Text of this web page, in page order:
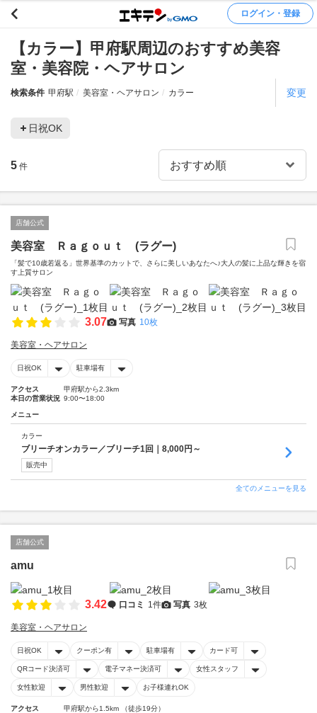
ログイン・登録
【カラー】甲府駅周辺のおすすめ美容
室・美容院・ヘアサロン
検索条件 甲府駅 美容室・ヘアサロン カラー 変更
日祝OK
5 件
店舗公式
美容室 Ｒａｇｏｕｔ (ラグー)
「髪で10歳若返る」世界基準のカットで、さらに美しいあなたへ♪大人の髪に上品な輝きを宿
す上質サロン
3.07 写真 10枚
美容室・ヘアサロン
日祝OK 駐車場有
アクセス
甲府駅から2.3km
本日の営業状況 9:00〜18:00
メニュー
カラー
ブリーチオンカラー／ブリーチ1回｜8,000円～
販売中
全てのメニューを見る
店舗公式
amu
3.42 口コミ 1件 写真 3枚
美容室・ヘアサロン
日祝OK クーポン有 駐車場有 カード可
QRコード決済可 電子マネー決済可 女性スタッフ
女性歓迎 男性歓迎 お子様連れOK
アクセス
甲府駅から1.5km （徒歩19分）